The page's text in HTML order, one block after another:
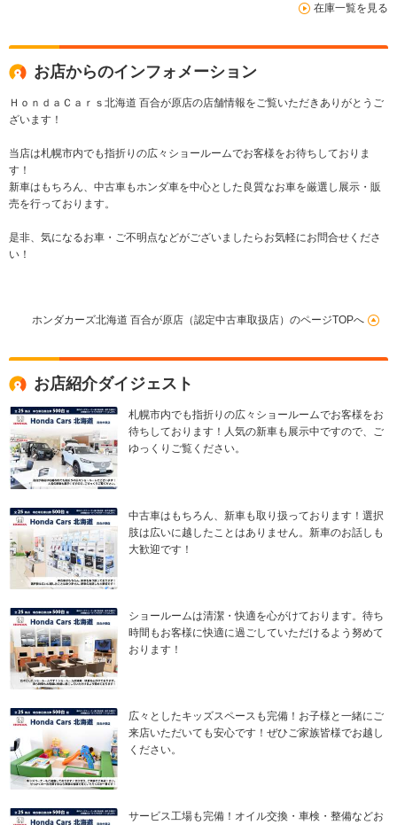
在庫一覧を見る
お店からのインフォメーション
ＨｏｎｄａＣａｒｓ北海道 百合が原店の店舗情報をご覧いただきありがとうご
ざいます！
当店は札幌市内でも指折りの広々ショールームでお客様をお待ちしておりま
す！
新車はもちろん、中古車もホンダ車を中心とした良質なお車を厳選し展示・販
売を行っております。
是非、気になるお車・ご不明点などがございましたらお気軽にお問合せくださ
い！
ホンダカーズ北海道 百合が原店（認定中古車取扱店）のページTOPへ
お店紹介ダイジェスト
札幌市内でも指折りの広々ショールームでお客様をお
待ちしております！人気の新車も展示中ですので、ご
ゆっくりご覧ください。
中古車はもちろん、新車も取り扱っております！選択
肢は広いに越したことはありません。新車のお話しも
大歓迎です！
ショールームは清潔・快適を心がけております。待ち
時間もお客様に快適に過ごしていただけるよう努めて
おります！
広々としたキッズスペースも完備！お子様と一緒にご
来店いただいても安心です！ぜひご家族皆様でお越し
ください。
サービス工場も完備！オイル交換・車検・整備などお